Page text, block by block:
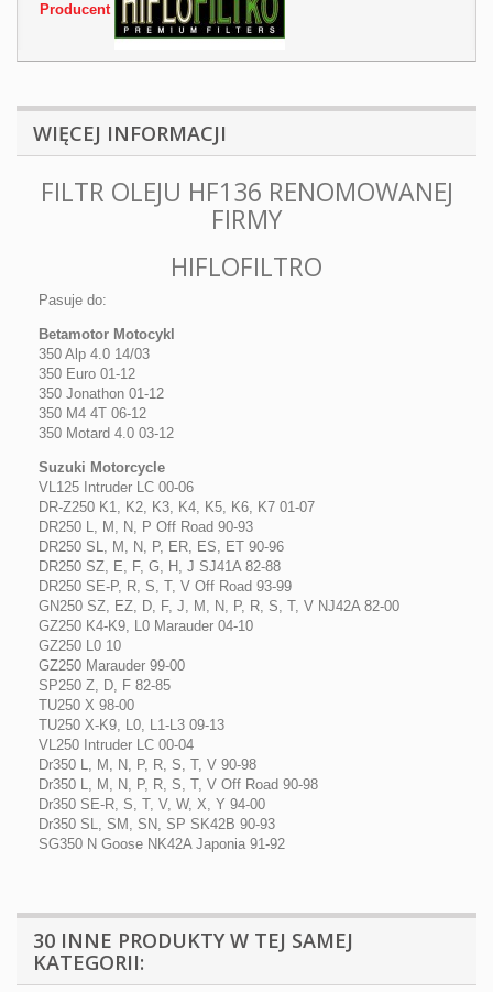
Producent
WIĘCEJ INFORMACJI
FILTR OLEJU HF136 RENOMOWANEJ
FIRMY
HIFLOFILTRO
Pasuje do:
Betamotor Motocykl
350 Alp 4.0 14/03
350 Euro 01-12
350 Jonathon 01-12
350 M4 4T 06-12
350 Motard 4.0 03-12
Suzuki Motorcycle
VL125 Intruder LC 00-06
DR-Z250 K1, K2, K3, K4, K5, K6, K7 01-07
DR250 L, M, N, P Off Road 90-93
DR250 SL, M, N, P, ER, ES, ET 90-96
DR250 SZ, E, F, G, H, J SJ41A 82-88
DR250 SE-P, R, S, T, V Off Road 93-99
GN250 SZ, EZ, D, F, J, M, N, P, R, S, T, V NJ42A 82-00
GZ250 K4-K9, L0 Marauder 04-10
GZ250 L0 10
GZ250 Marauder 99-00
SP250 Z, D, F 82-85
TU250 X 98-00
TU250 X-K9, L0, L1-L3 09-13
VL250 Intruder LC 00-04
Dr350 L, M, N, P, R, S, T, V 90-98
Dr350 L, M, N, P, R, S, T, V Off Road 90-98
Dr350 SE-R, S, T, V, W, X, Y 94-00
Dr350 SL, SM, SN, SP SK42B 90-93
SG350 N Goose NK42A Japonia 91-92
30 INNE PRODUKTY W TEJ SAMEJ
KATEGORII: